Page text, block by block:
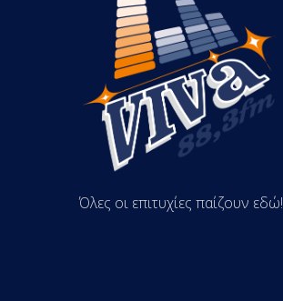
Όλες οι επιτυχίες παίζουν εδώ!